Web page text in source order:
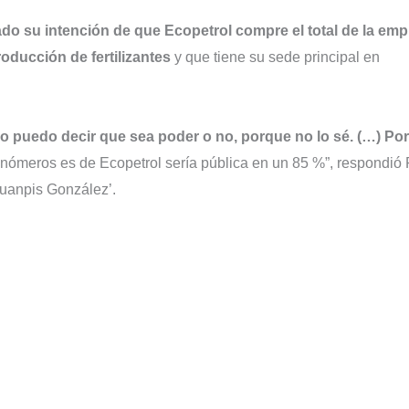
su intención de que Ecopetrol compre el total de la
de fertilizantes y que tiene su sede principal en
puedo decir que sea poder o no, porque no lo sé. (…)
es de Ecopetrol sería pública en un 85 %”, respondió
González’.